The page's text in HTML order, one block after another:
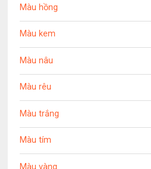
Màu hồng
Màu kem
Màu nâu
Màu rêu
Màu trắng
Màu tím
Màu vàng